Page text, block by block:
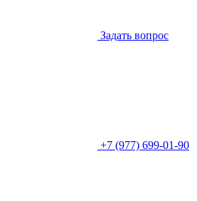
Задать вопрос
+7 (977) 699-01-90